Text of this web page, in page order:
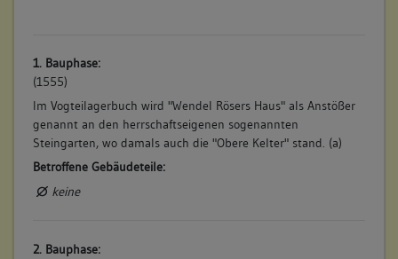
1. Bauphase:
(1555)
Im Vogteilagerbuch wird "Wendel Rösers Haus" als Anstößer
genannt an den herrschaftseigenen sogenannten
Steingarten, wo damals auch die "Obere Kelter" stand. (a)
Betroffene Gebäudeteile:
keine
2. Bauphase: